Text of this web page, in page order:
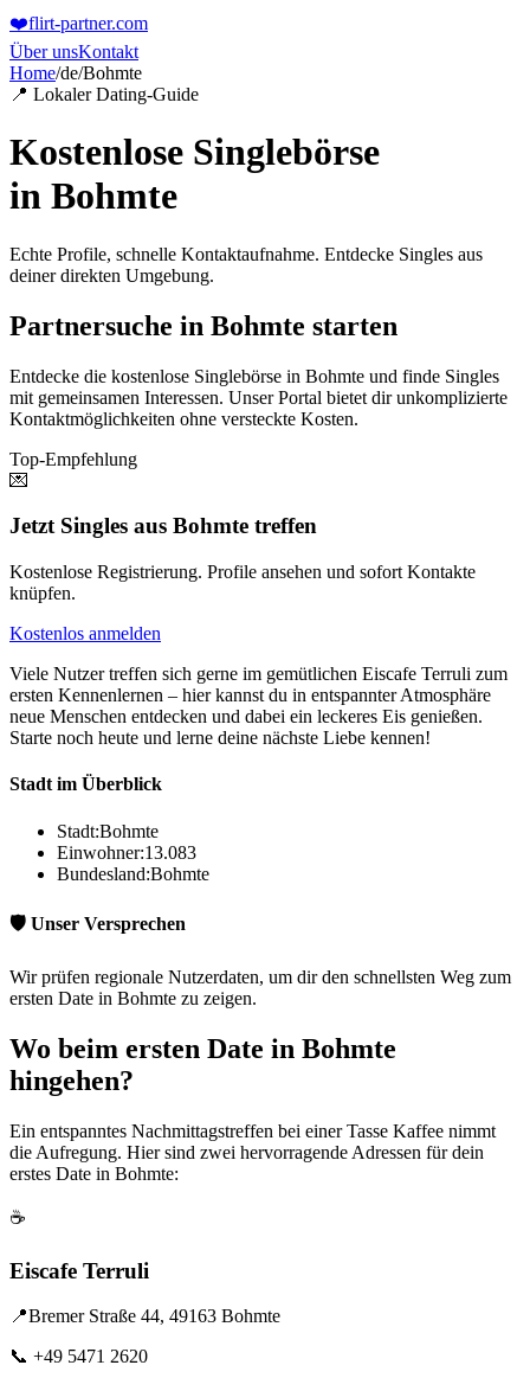
❤️flirt-partner.com
Über unsKontakt
Home/de/Bohmte
📍 Lokaler Dating-Guide
Kostenlose Singlebörse
in Bohmte
Echte Profile, schnelle Kontaktaufnahme. Entdecke Singles aus
deiner direkten Umgebung.
Partnersuche in Bohmte starten
Entdecke die kostenlose Singlebörse in Bohmte und finde Singles
mit gemeinsamen Interessen. Unser Portal bietet dir unkomplizierte
Kontaktmöglichkeiten ohne versteckte Kosten.
Top-Empfehlung
💌
Jetzt Singles aus Bohmte treffen
Kostenlose Registrierung. Profile ansehen und sofort Kontakte
knüpfen.
Kostenlos anmelden
Viele Nutzer treffen sich gerne im gemütlichen Eiscafe Terruli zum
ersten Kennenlernen – hier kannst du in entspannter Atmosphäre
neue Menschen entdecken und dabei ein leckeres Eis genießen.
Starte noch heute und lerne deine nächste Liebe kennen!
Stadt im Überblick
Stadt:Bohmte
Einwohner:13.083
Bundesland:Bohmte
🛡️ Unser Versprechen
Wir prüfen regionale Nutzerdaten, um dir den schnellsten Weg zum
ersten Date in Bohmte zu zeigen.
Wo beim ersten Date in Bohmte
hingehen?
Ein entspanntes Nachmittagstreffen bei einer Tasse Kaffee nimmt
die Aufregung. Hier sind zwei hervorragende Adressen für dein
erstes Date in Bohmte:
☕
Eiscafe Terruli
📍Bremer Straße 44, 49163 Bohmte
📞 +49 5471 2620